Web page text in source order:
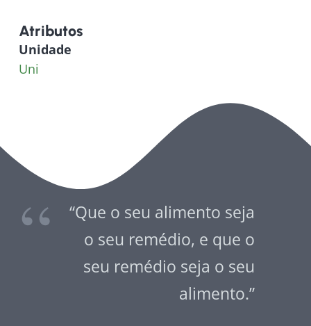
Atributos
Unidade
Uni
“Que o seu alimento seja
o seu remédio, e que o
seu remédio seja o seu
alimento.”